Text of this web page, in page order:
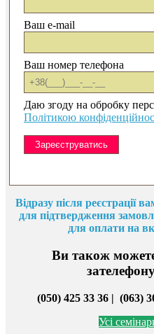
Ваш e-mail
Ваш номер телефона
Даю згоду на обробку
Політикою
Відразу після реєстрації
для підтвердження
для оплати на
Ви також
(050) 425 33 36 | (063)
Усі